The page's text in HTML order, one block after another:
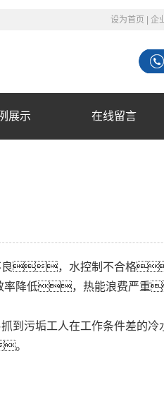
设为首页
企
展示 在线留言
良，水控制不合格
率降低，热能浪费严重
到污垢工人在工作条件差的
。